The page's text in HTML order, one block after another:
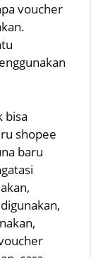
voucher
bisa
shopee
baru